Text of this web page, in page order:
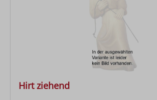
Hirt ziehend